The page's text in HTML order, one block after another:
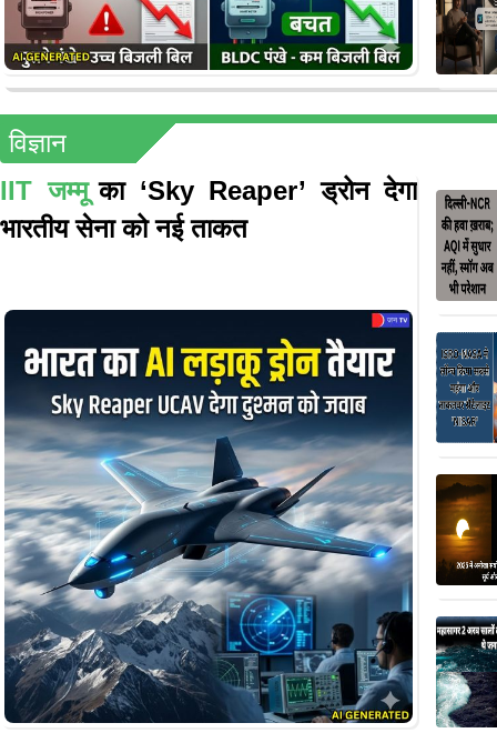
विज्ञान
IIT जम्मू का ‘Sky Reaper’ ड्रोन देगा
भारतीय सेना को नई ताकत